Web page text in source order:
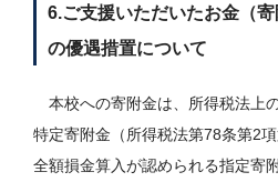
6.ご支援いただいたお金（
の優遇措置について
本校への寄附金は、所得税法上
特定寄附金（所得税法第78条第2
全額損金算入が認められる指定寄